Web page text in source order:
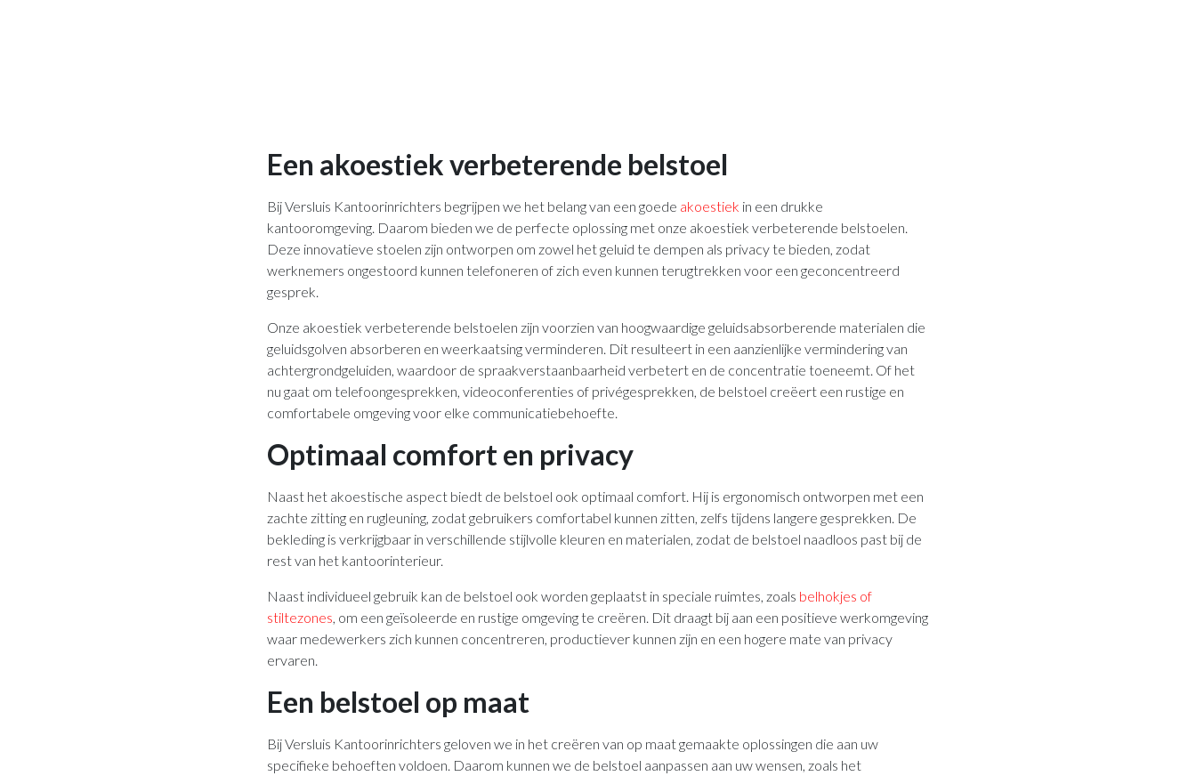
Een akoestiek verbeterende belstoel
Bij Versluis Kantoorinrichters begrijpen we het belang van een goede akoestiek in een drukke
kantooromgeving. Daarom bieden we de perfecte oplossing met onze akoestiek verbeterende belstoelen.
Deze innovatieve stoelen zijn ontworpen om zowel het geluid te dempen als privacy te bieden, zodat
werknemers ongestoord kunnen telefoneren of zich even kunnen terugtrekken voor een geconcentreerd
gesprek.
Onze akoestiek verbeterende belstoelen zijn voorzien van hoogwaardige geluidsabsorberende materialen die
geluidsgolven absorberen en weerkaatsing verminderen. Dit resulteert in een aanzienlijke vermindering van
achtergrondgeluiden, waardoor de spraakverstaanbaarheid verbetert en de concentratie toeneemt. Of het
nu gaat om telefoongesprekken, videoconferenties of privégesprekken, de belstoel creëert een rustige en
comfortabele omgeving voor elke communicatiebehoefte.
Optimaal comfort en privacy
Naast het akoestische aspect biedt de belstoel ook optimaal comfort. Hij is ergonomisch ontworpen met een
zachte zitting en rugleuning, zodat gebruikers comfortabel kunnen zitten, zelfs tijdens langere gesprekken. De
bekleding is verkrijgbaar in verschillende stijlvolle kleuren en materialen, zodat de belstoel naadloos past bij de
rest van het kantoorinterieur.
Naast individueel gebruik kan de belstoel ook worden geplaatst in speciale ruimtes, zoals belhokjes of
stiltezones, om een geïsoleerde en rustige omgeving te creëren. Dit draagt bij aan een positieve werkomgeving
waar medewerkers zich kunnen concentreren, productiever kunnen zijn en een hogere mate van privacy
ervaren.
Een belstoel op maat
Bij Versluis Kantoorinrichters geloven we in het creëren van op maat gemaakte oplossingen die aan uw
specifieke behoeften voldoen. Daarom kunnen we de belstoel aanpassen aan uw wensen, zoals het